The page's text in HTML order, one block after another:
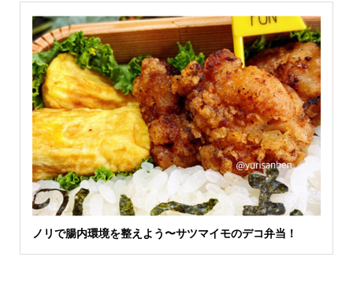
ノリで腸内環境を整えよう〜サツマイモのデコ弁当！